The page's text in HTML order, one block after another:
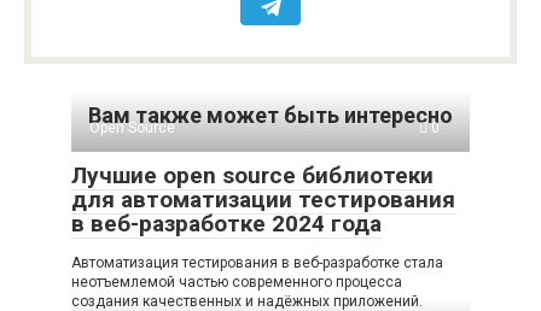
Вам также может быть интересно
Open Source 0
Лучшие open source библиотеки
для автоматизации тестирования
в веб-разработке 2024 года
Автоматизация тестирования в веб-разработке стала
неотъемлемой частью современного процесса
создания качественных и надёжных приложений.